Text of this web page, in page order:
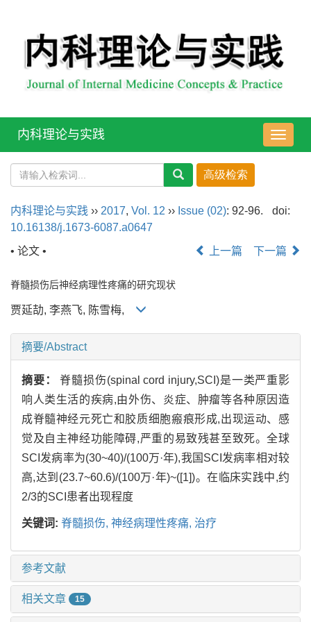
导
航
内科理论与实践
内科理论与实践 ›› 2017, Vol. 12 ›› Issue (02): 92-96.
doi:
10.16138/j.1673-6087.a0647
• 论文 •
上一篇 下一篇
脊髓损伤后神经病理性疼痛的研究现状
贾延劼, 李燕飞, 陈雪梅,
摘要/Abstract
摘要：脊髓损伤(spinal cord injury,SCI)是一类严重影
响人类生活的疾病,由外伤、炎症、肿瘤等各种原因造
成脊髓神经元死亡和胶质细胞瘢痕形成,出现运动、感
觉及自主神经功能障碍,严重的易致残甚至致死。全球
SCI发病率为(30~40)/(100万·年),我国SCI发病率相对较
高,达到(23.7~60.6)/(100万·年)~([1])。在临床实践中,约
2/3的SCI患者出现程度
关键词: 脊髓损伤, 神经病理性疼痛, 治疗
参考文献
相关文章 15